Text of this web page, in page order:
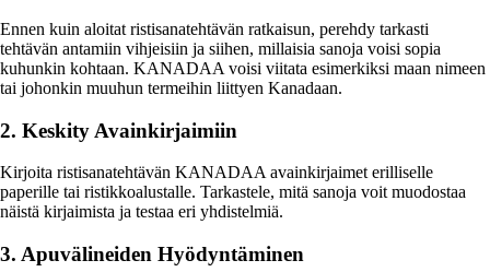
Ennen kuin aloitat ristisanatehtävän ratkaisun, perehdy tarkasti
tehtävän antamiin vihjeisiin ja siihen, millaisia sanoja voisi sopia
kuhunkin kohtaan. KANADAA voisi viitata esimerkiksi maan nimeen
tai johonkin muuhun termeihin liittyen Kanadaan.
2. Keskity Avainkirjaimiin
Kirjoita ristisanatehtävän KANADAA avainkirjaimet erilliselle
paperille tai ristikkoalustalle. Tarkastele, mitä sanoja voit muodostaa
näistä kirjaimista ja testaa eri yhdistelmiä.
3. Apuvälineiden Hyödyntäminen